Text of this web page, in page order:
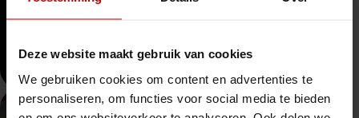
Deze website maakt gebruik van cookies
We gebruiken cookies om content en advertenties te
personaliseren, om functies voor social media te bieden
Jahrelange Erfahrung im Bereich Mezzanine
Sektoren aktiv